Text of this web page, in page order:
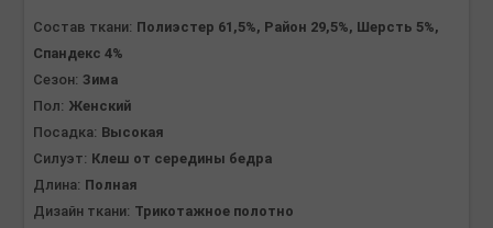
Состав ткани: Полиэстер 61,5%, Район 29,5%, Шерсть 5%,
Спандекс 4%
Сезон: Зима
Пол: Женский
Посадка: Высокая
Силуэт: Клеш от середины бедра
Длина: Полная
Дизайн ткани: Трикотажное полотно